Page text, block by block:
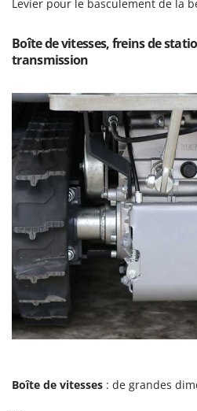
Stiga
Sunseeker
T
Tecla
TecnoGen
Tellarini Pompe
Telwin
Tenco
Tineco
Titania
Tornado
Tre Spade
Trev - Abrek - TecnoVIR
Trotec
Levier pour le basculement de la
Boîte de vitesses, freins de
transmission
Boîte de vitesses : de grandes